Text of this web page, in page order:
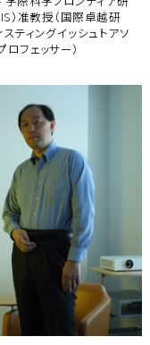
）准教授（国際卓越研
スティングイッシュトアソ
ロフェッサー）